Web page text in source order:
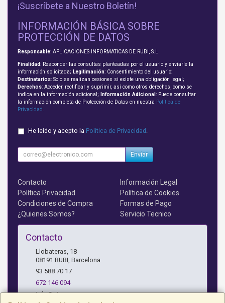
¡Suscríbete a Nuestro Boletín!
INFORMACIÓN BÁSICA SOBRE
PROTECCIÓN DE DATOS
Responsable: APLICACIONES INFORMATICAS DE RUBI, S.L
Finalidad: Responder las consultas planteadas por el usuario y enviarle la
información solicitada; Legitimación: Consentimiento del usuario;
Destinatarios: Solo se realizan cesiones si existe una obligación legal;
Derechos: Acceder, rectificar y suprimir, así como otros derechos, como se
indica en la información adicional;
Información Adicional : Puede consultar
la información completa de Protección de Datos en nuestra Política de
Privacidad
He leído y acepto la Política de Privacidad .
Enviar
Contacto
Información Legal
Política Privacidad
Política de Cookies
Condiciones de Compra
Formas de Pago
¿Quienes Somos?
Servicio Tecnico
Contacto
Llobateras, 18
08191 RUBI, Barcelona
93 588 70 17
672 146 094
info@airves.com